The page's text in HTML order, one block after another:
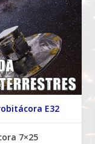
E32
7×25